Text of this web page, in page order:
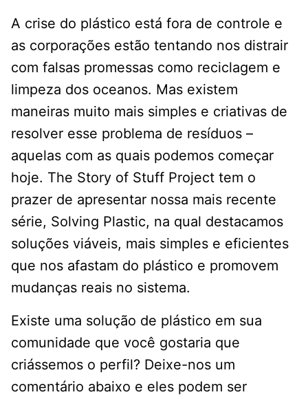
A crise do plástico está fora de controle e
as corporações estão tentando nos distrair
com falsas promessas como reciclagem e
limpeza dos oceanos. Mas existem
maneiras muito mais simples e criativas de
resolver esse problema de resíduos –
aquelas com as quais podemos começar
hoje. The Story of Stuff Project tem o
prazer de apresentar nossa mais recente
série, Solving Plastic, na qual destacamos
soluções viáveis, mais simples e eficientes
que nos afastam do plástico e promovem
mudanças reais no sistema.
Existe uma solução de plástico em sua
comunidade que você gostaria que
criássemos o perfil? Deixe-nos um
comentário abaixo e eles podem ser